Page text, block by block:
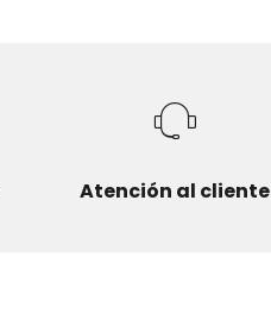
Atención al cliente